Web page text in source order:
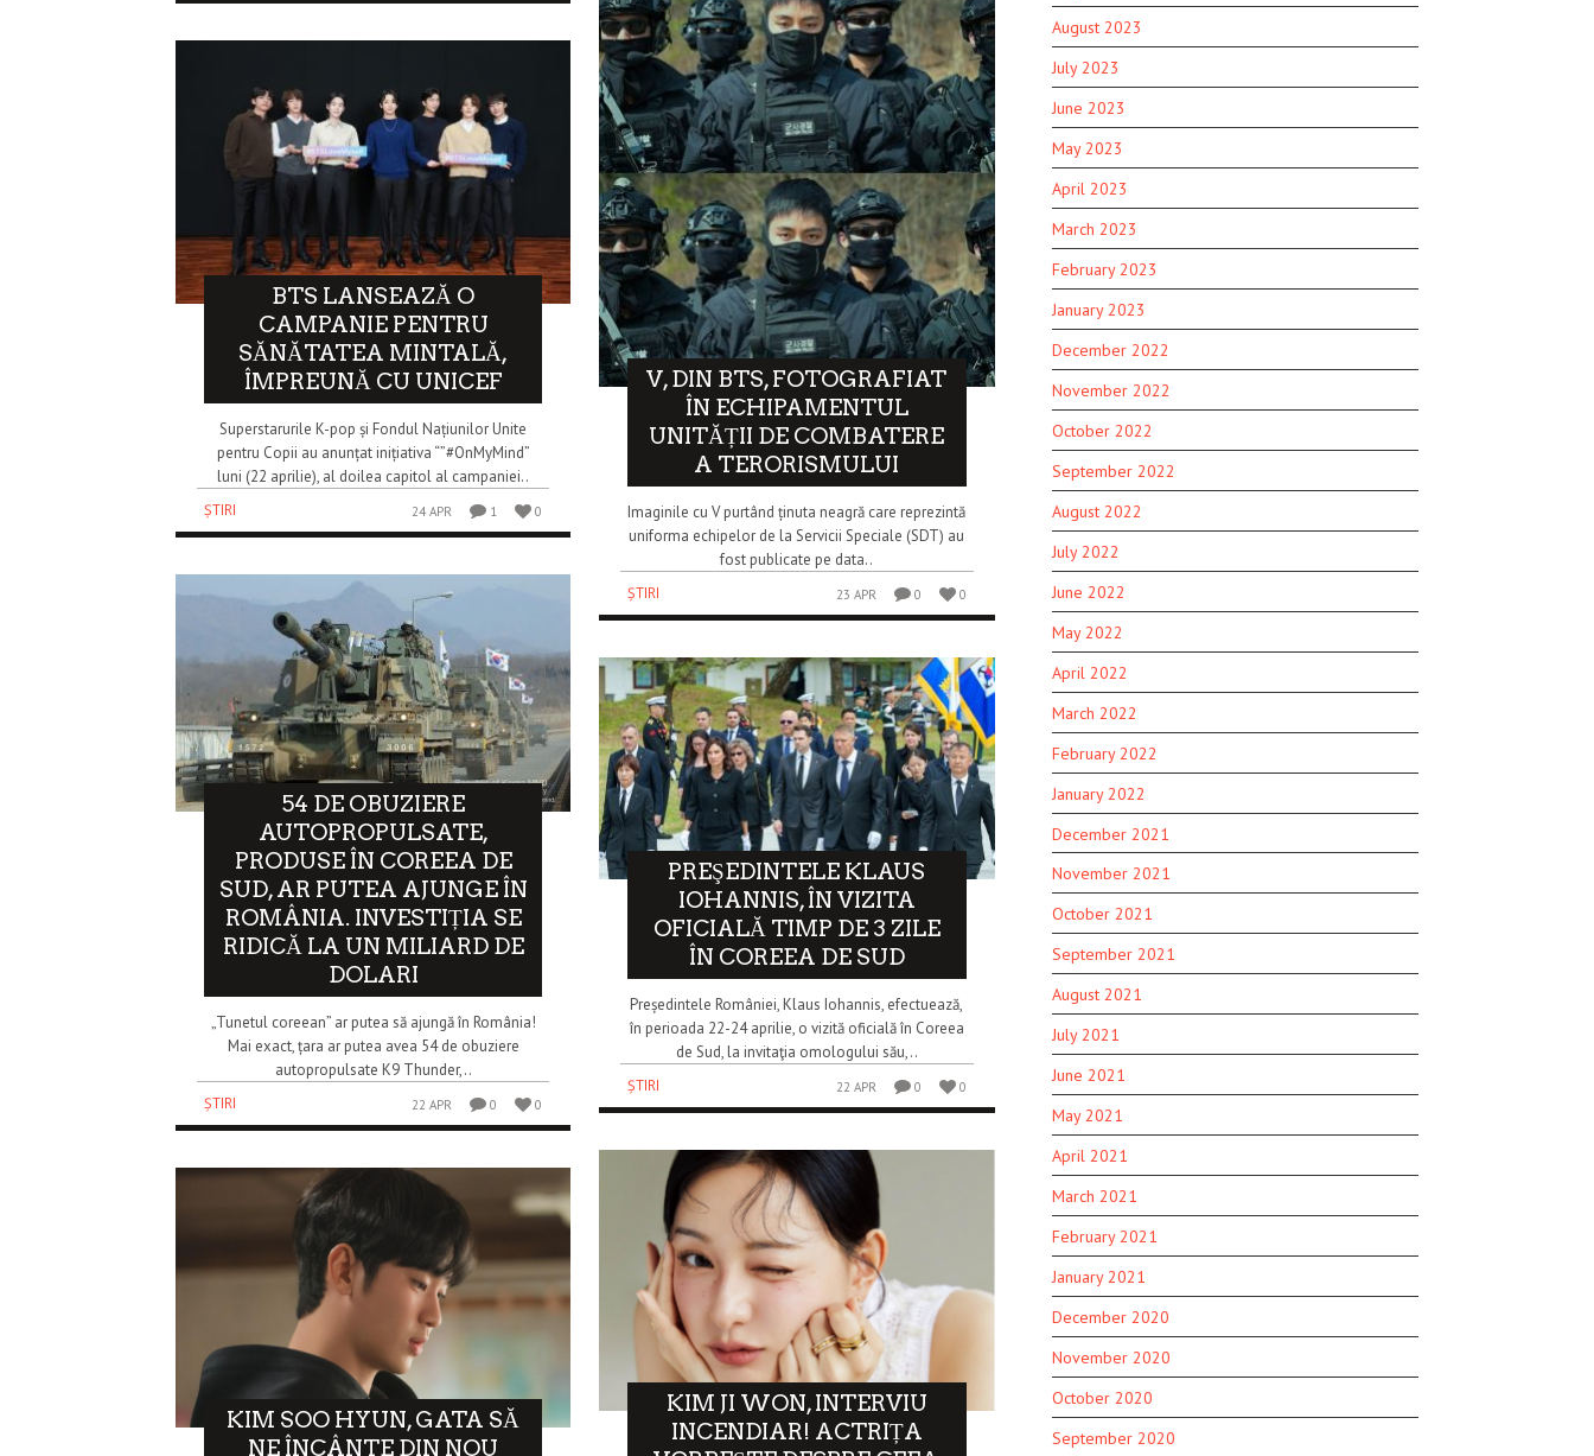
BTS LANSEAZĂ O
CAMPANIE PENTRU
SĂNĂTATEA MINTALĂ,
ÎMPREUNĂ CU UNICEF
Superstarurile K-pop și Fondul Națiunilor Unite
pentru Copii au anunțat inițiativa “”#OnMyMind”
luni (22 aprilie), al doilea capitol al campaniei..
ȘTIRI
24 APR 1 0
54 DE OBUZIERE
AUTOPROPULSATE,
PRODUSE ÎN COREEA DE
SUD, AR PUTEA AJUNGE ÎN
ROMÂNIA. INVESTIȚIA SE
RIDICĂ LA UN MILIARD DE
DOLARI
„Tunetul coreean” ar putea să ajungă în România!
Mai exact, țara ar putea avea 54 de obuziere
autopropulsate K9 Thunder,..
ȘTIRI
22 APR 0 0
KIM SOO HYUN, GATA SĂ
NE ÎNCÂNTE DIN NOU
V, DIN BTS, FOTOGRAFIAT
ÎN ECHIPAMENTUL
UNITĂȚII DE COMBATERE
A TERORISMULUI
Imaginile cu V purtând ținuta neagră care reprezintă
uniforma echipelor de la Servicii Speciale (SDT) au
fost publicate pe data..
ȘTIRI
23 APR 0 0
PREŞEDINTELE KLAUS
IOHANNIS, ÎN VIZITA
OFICIALĂ TIMP DE 3 ZILE
ÎN COREEA DE SUD
Președintele României, Klaus Iohannis, efectuează,
în perioada 22-24 aprilie, o vizită oficială în Coreea
de Sud, la invitaţia omologului său,..
ȘTIRI
22 APR 0 0
KIM JI WON, INTERVIU
INCENDIAR! ACTRIȚA
August 2023
July 2023
June 2023
May 2023
April 2023
March 2023
February 2023
January 2023
December 2022
November 2022
October 2022
September 2022
August 2022
July 2022
June 2022
May 2022
April 2022
March 2022
February 2022
January 2022
December 2021
November 2021
October 2021
September 2021
August 2021
July 2021
June 2021
May 2021
April 2021
March 2021
February 2021
January 2021
December 2020
November 2020
October 2020
September 2020